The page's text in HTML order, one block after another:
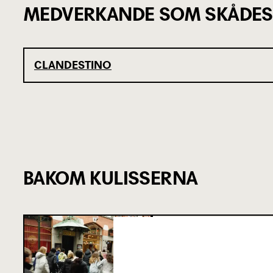
MEDVERKANDE SOM
CLANDESTINO
BAKOM KULISSERNA
SJU